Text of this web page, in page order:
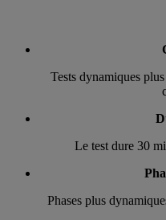
Tests dynamiques
Le test dure 30
Phases plus